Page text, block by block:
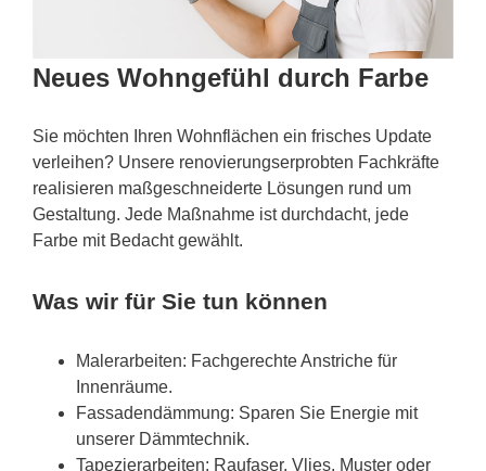
Neues Wohngefühl durch Farbe
Sie möchten Ihren Wohnflächen ein frisches Update
verleihen? Unsere renovierungserprobten Fachkräfte
realisieren maßgeschneiderte Lösungen rund um
Gestaltung. Jede Maßnahme ist durchdacht, jede
Farbe mit Bedacht gewählt.
Was wir für Sie tun können
Malerarbeiten: Fachgerechte Anstriche für
Innenräume.
Fassadendämmung: Sparen Sie Energie mit
unserer Dämmtechnik.
Tapezierarbeiten: Raufaser, Vlies, Muster oder